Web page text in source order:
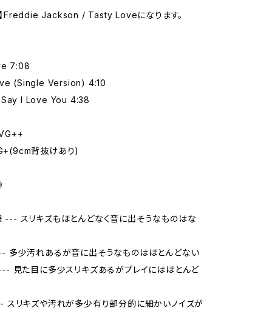
Freddie Jackson / Tasty Loveになります。
7:08
(Single Version) 4:10
I Love You 4:38
背抜けあり)
スリキズもほとんどなく音に出そうなものはな
多少汚れあるが音に出そうなものはほとんどない
見た目に多少スリキズあるがプレイにはほとんど
リキズや汚れが多少有り部分的に細かいノイズが